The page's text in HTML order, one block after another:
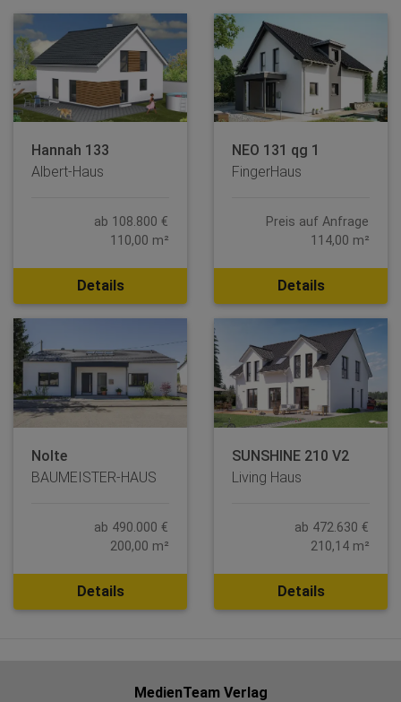
Hannah 133
Albert-Haus
ab 108.800 €
110,00 m²
Details
NEO 131 qg 1
FingerHaus
Preis auf Anfrage
114,00 m²
Details
Nolte
BAUMEISTER-HAUS
ab 490.000 €
200,00 m²
Details
SUNSHINE 210 V2
Living Haus
ab 472.630 €
210,14 m²
Details
MedienTeam Verlag